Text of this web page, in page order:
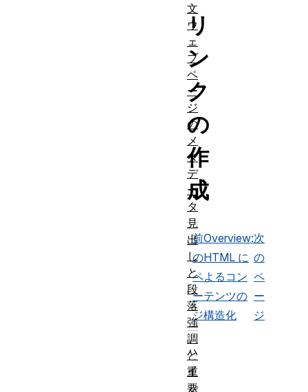
リ
ン
ク
の
作
成
前
の
ペ
ー
ジ
Overview:
HTML に
よるコン
テンツの
構造化
次
の
ペ
ー
ジ
ハ
イ
文
ウ
ェ
ブ
ペ
ー
ジ
の
メ
タ
デ
ー
タ
見
出
し
と
段
落
強
調
と
重
要